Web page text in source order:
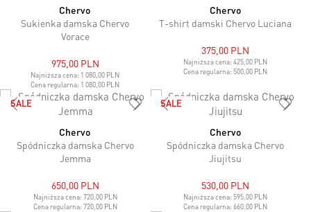
Chervo
Sukienka damska Chervo
Vorace
975,00 PLN
Najniższa cena: 1 080,00 PLN
Cena regularna: 1 080,00 PLN
Chervo
T-shirt damski Chervo Luciana
375,00 PLN
Najniższa cena:425,00 PLN
Cena regularna: 500,00 PLN
SALE
Chervo
Spódniczka damska Chervo
Jemma
650,00 PLN
Najniższa cena: 720,00 PLN
Cena regularna: 720,00 PLN
SALE
Chervo
Spódniczka damska Chervo
Jiujitsu
530,00 PLN
Najniższa cena: 595,00 PLN
Cena regularna:660,00 PLN